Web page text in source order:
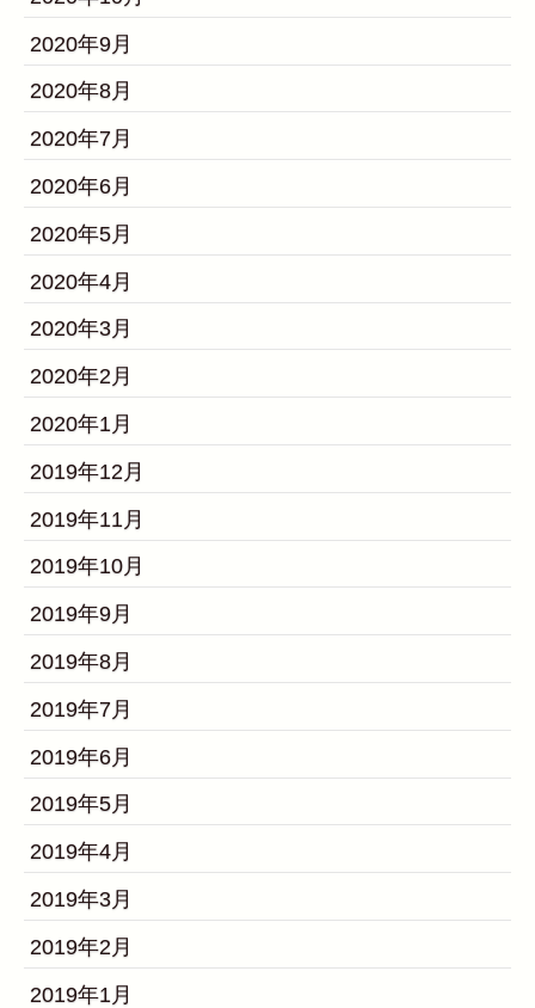
2020年9月
2020年8月
2020年7月
2020年6月
2020年5月
2020年4月
2020年3月
2020年2月
2020年1月
2019年12月
2019年11月
2019年10月
2019年9月
2019年8月
2019年7月
2019年6月
2019年5月
2019年4月
2019年3月
2019年2月
2019年1月